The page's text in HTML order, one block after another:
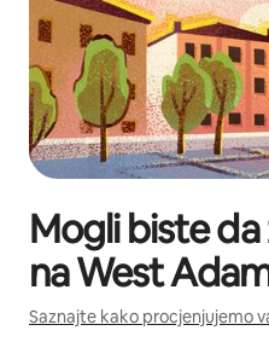
Mogli biste
naWest
Saznajte kako procjenjujemo